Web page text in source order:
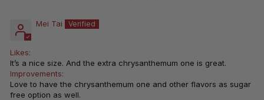
Mei Tai
Likes:
It’s a nice size. And the extra chrysanthemum one is great.
Improvements:
Love to have the chrysanthemum one and other flavors as sugar
free option as well.